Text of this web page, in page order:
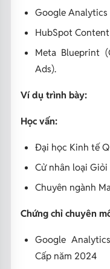
Google
HubSpot
Meta Blueprint
Ads).
Ví dụ trình bày:
Học vấn:
Đại học Kinh tế
Cử nhân loại Giỏi
Chuyên ngành
Chứng chỉ chuyên
Google
Cấp năm 2024